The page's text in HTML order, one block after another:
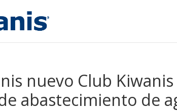
nuevo Club
abastecimiento de